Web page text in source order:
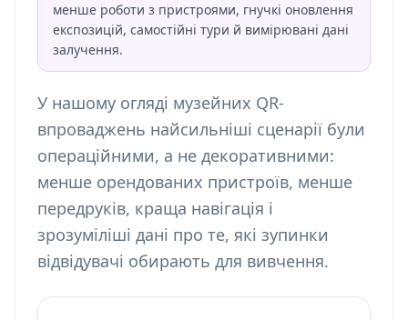
менше роботи з пристроями, гнучкі оновлення
експозицій, самостійні тури й вимірювані дані
залучення.
У нашому огляді музейних QR-
впроваджень найсильніші сценарії були
операційними, а не декоративними:
менше орендованих пристроїв, менше
передруків, краща навігація і
зрозуміліші дані про те, які зупинки
відвідувачі обирають для вивчення.